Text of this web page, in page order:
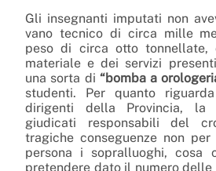
Gli insegnanti imputati non
vano tecnico di circa mille
peso di circa otto
materiale e dei servizi
una sorta di “bomba a
studenti. Per quanto
dirigenti della Provincia, la
giudicati responsabili del
tragiche conseguenze non
persona i sopralluoghi, cosa
pretendere dato il numero delle